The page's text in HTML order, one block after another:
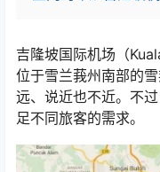
吉隆坡国际机场（
位于雪兰莪州南部的
远、说近也不近。不
足不同旅客的需求。